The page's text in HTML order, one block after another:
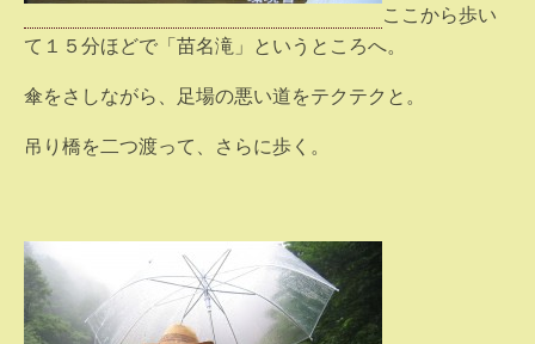
ここから歩い
て１５分ほどで「苗名滝」というところへ。
傘をさしながら、足場の悪い道をテクテクと。
吊り橋を二つ渡って、さらに歩く。